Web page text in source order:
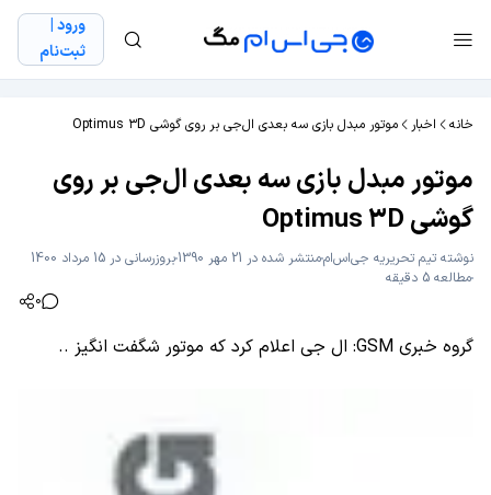
ورود |
ثبت‌نام
خانه اخبار موتور مبدل بازی سه بعدی ال‌جی بر روی گوشی Optimus ۳D
موتور مبدل بازی سه بعدی ال‌جی بر روی
گوشی Optimus ۳D
نوشته تیم تحریریه جی‌اس‌اممنتشر شده در 21 مهر 1390
بروزرسانی در 15 مرداد 1400
مطالعه 5 دقیقه
0
گروه خبری GSM: ال جی اعلام کرد که موتور شگفت انگیز ..